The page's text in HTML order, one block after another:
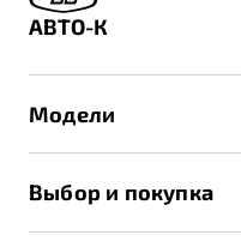
АВТО-К
Модели
Выбор и покупка